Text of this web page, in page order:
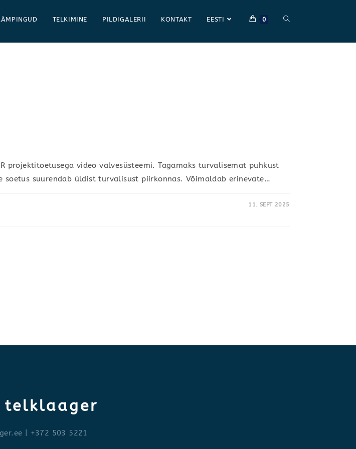
TELKIMINE PILDIGALERII KONTAKT EESTI 0
projektitoetusega video valvesüsteemi. Tagamaks turvalisemat puhkust
suurendab üldist turvalisust piirkonnas. Võimaldab erinevate…
11. SEPT 2025
telklaager
| +372 503 5221